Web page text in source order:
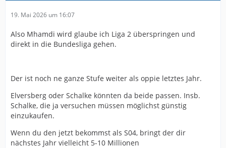
19. Mai 2026 um 16:07
Also Mhamdi wird glaube ich Liga 2 überspringen und
direkt in die Bundesliga gehen.
Der ist noch ne ganze Stufe weiter als oppie letztes Jahr.
Elversberg oder Schalke könnten da beide passen. Insb.
Schalke, die ja versuchen müssen möglichst günstig
einzukaufen.
Wenn du den jetzt bekommst als S04, bringt der dir
nächstes Jahr vielleicht 5-10 Millionen